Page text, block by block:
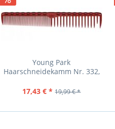
Young Park
Haarschneidekamm Nr. 332,
17,43 € * 19,99 € *